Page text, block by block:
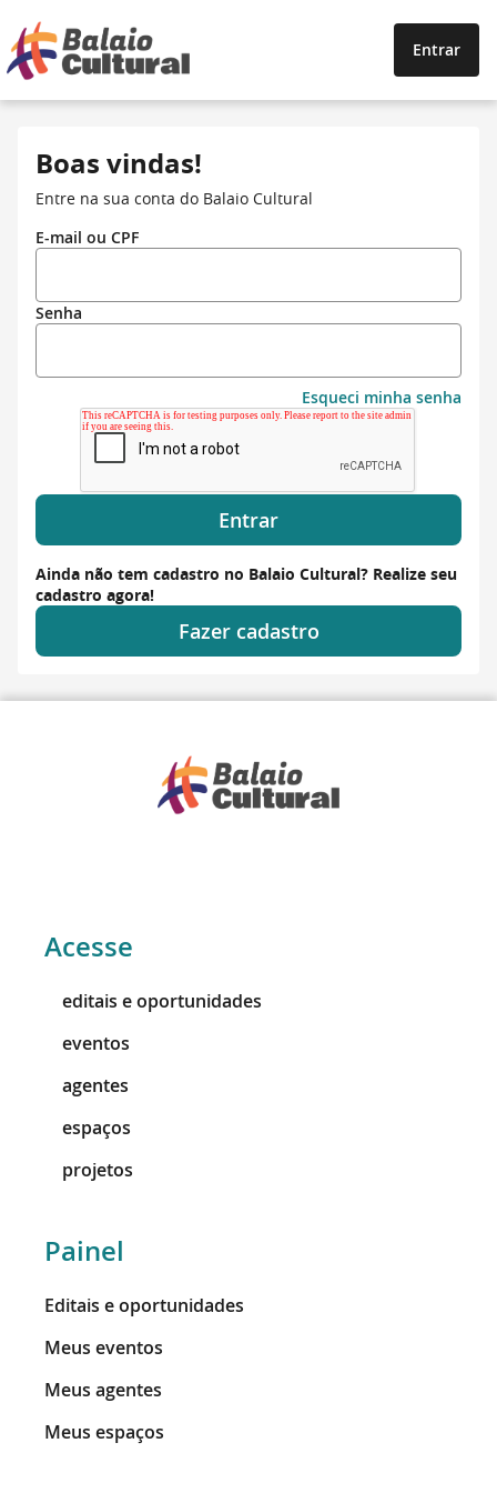
Entrar
Boas vindas!
Entre na sua conta do Balaio Cultural
E-mail ou CPF
Senha
Esqueci minha senha
Entrar
Ainda não tem cadastro no Balaio Cultural? Realize seu
cadastro agora!
Fazer cadastro
Acesse
editais e oportunidades
eventos
agentes
espaços
projetos
Painel
Editais e oportunidades
Meus eventos
Meus agentes
Meus espaços